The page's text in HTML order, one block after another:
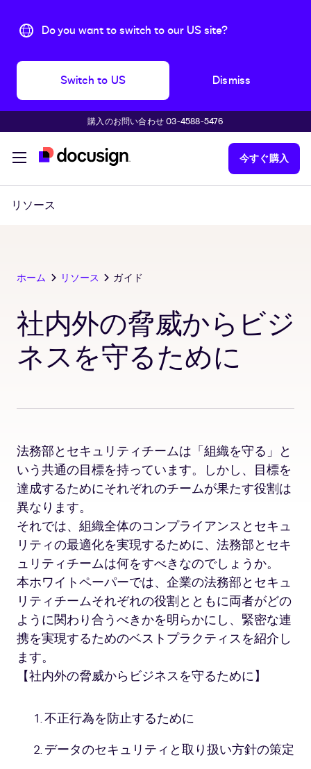
Do you want to switch to our US site?
Switch to US Dismiss
購入のお問い合わせ 03-4588-5476
今すぐ購入
リソース
ホーム リソース ガイド
社内外の脅威からビジ
ネスを守るために
法務部とセキュリティチームは「組織を守る」と
いう共通の目標を持っています。しかし、目標を
達成するためにそれぞれのチームが果たす役割は
異なります。
それでは、組織全体のコンプライアンスとセキュ
リティの最適化を実現するために、法務部とセキ
ュリティチームは何をすべきなのでしょうか。
本ホワイトペーパーでは、企業の法務部とセキュ
リティチームそれぞれの役割とともに両者がどの
ように関わり合うべきかを明らかにし、緊密な連
携を実現するためのベストプラクティスを紹介し
ます。
【社内外の脅威からビジネスを守るために】
不正行為を防止するために
データのセキュリティと取り扱い方針の策定